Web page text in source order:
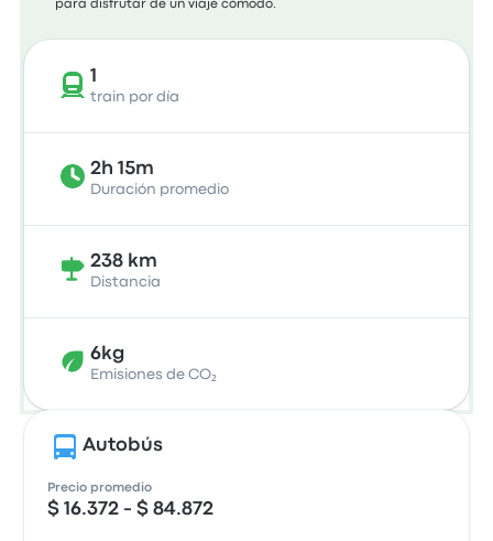
para disfrutar de un viaje cómodo.
1
train por día
2h 15m
Duración promedio
238 km
Distancia
6kg
Emisiones de CO₂
Autobús
Precio promedio
$ 16.372 - $ 84.872